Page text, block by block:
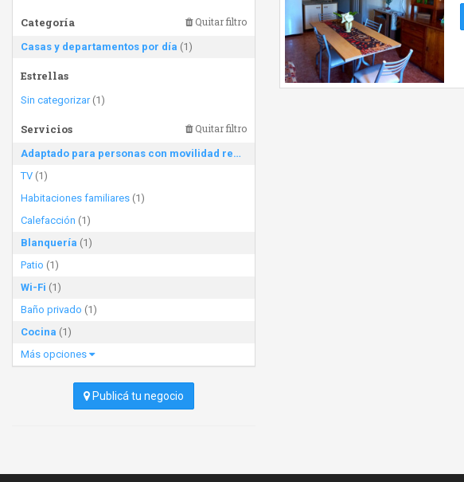
Categoría Quitar filtro
Casas y departamentos por día (1)
Estrellas
Sin categorizar(1)
Servicios Quitar filtro
Adaptado para personas con movilidad reducida
TV (1)
Habitaciones familiares (1)
Calefacción (1)
Blanquería (1)
Patio (1)
Wi-Fi (1)
Baño privado (1)
Cocina (1)
Más opciones
Publicá tu negocio